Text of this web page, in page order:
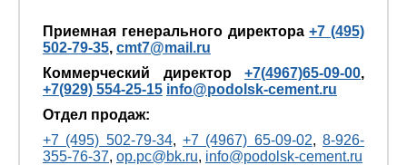
Приемная генерального директора+7 (495)
502-79-35, cmt7@mail.ru
Коммерческий директор +7(4967)65-09-00,
+7(929) 554-25-15 info@podolsk-cement.ru
Отдел продаж:
+7 (495) 502-79-34,+7 (4967) 65-09-02,8-926-
355-76-37, op.pc@bk.ru, info@podolsk-cement.ru